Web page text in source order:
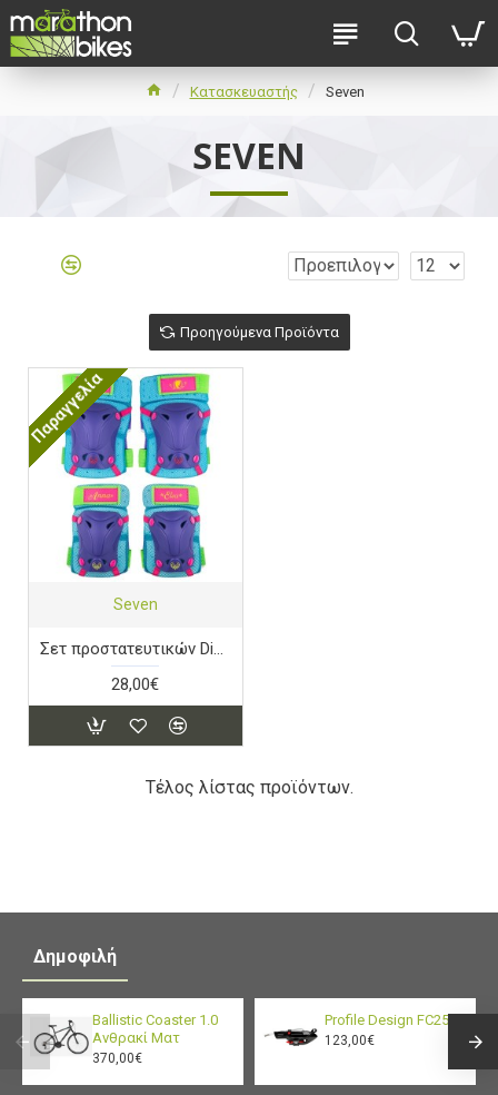
Κατασκευαστής Seven
SEVEN
Προηγούμενα Προϊόντα
Παραγγελία
Seven
Σετ προστατευτικών Disney Frozen (Επιαγκωνίδες - Επιγονατίδες)
28,00€
Τέλος λίστας προϊόντων.
Δημοφιλή
Ballistic Coaster 1.0
Ανθρακί Ματ
370,00€
Profile Design FC25
123,00€